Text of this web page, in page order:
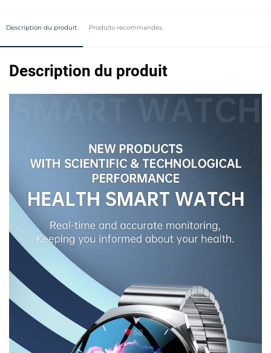
Description du produit Produits recommandés
Description du produit